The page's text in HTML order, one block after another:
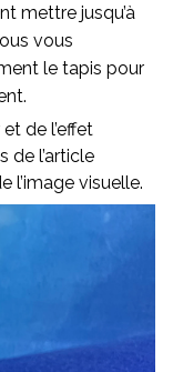
mettre jusqu’à
vous
le tapis pour
de l’effet
de l’article
l’image visuelle.